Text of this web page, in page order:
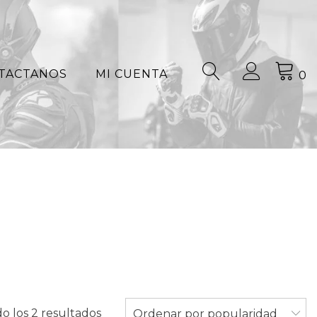
MI CUENTA 0
los 2 resultadosOrdenadoOrdenar por popularidad